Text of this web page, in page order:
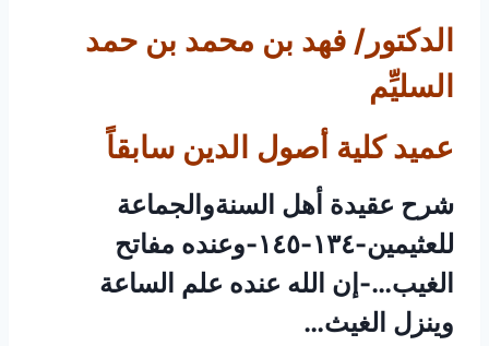
الدكتور/ فهد بن محمد بن حمد
السليِّم
عميد كلية أصول الدين سابقاً
شرح عقيدة أهل السنةوالجماعة
للعثيمين-١٣٤-١٤٥-وعنده مفاتح
الغيب…-إن الله عنده علم الساعة
وينزل الغيث…